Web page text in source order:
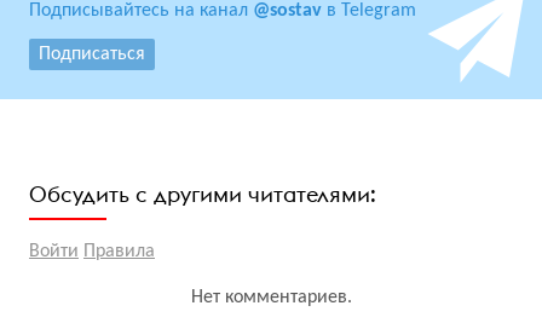
Подписывайтесь на канал @sostav в Telegram
Подписаться
Обсудить с другими читателями:
Войти Правила
Нет комментариев.